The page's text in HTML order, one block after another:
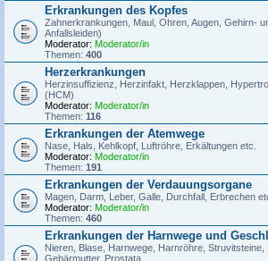
Erkrankungen des Kopfes
Zahnerkrankungen, Maul, Ohren, Augen, Gehirn-
Anfallsleiden)
Moderator: Moderator/in
Themen: 400
Herzerkrankungen
Herzinsuffizienz, Herzinfakt, Herzklappen,
(HCM)
Moderator: Moderator/in
Themen: 116
Erkrankungen der Atemwege
Nase, Hals, Kehlkopf, Luftröhre, Erkältungen etc.
Moderator: Moderator/in
Themen: 191
Erkrankungen der Verdauungsorgane
Magen, Darm, Leber, Galle, Durchfall, Erbrechen
Moderator: Moderator/in
Themen: 460
Erkrankungen der Harnwege und
Nieren, Blase, Harnwege, Harnröhre, Struvitsteine,
Gebärmutter, Prostata